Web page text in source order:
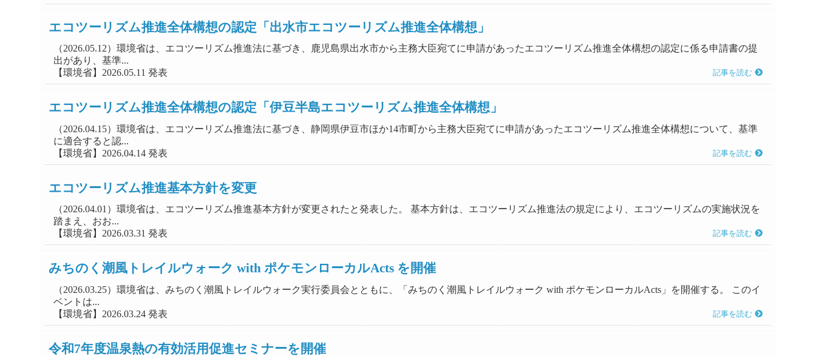
エコツーリズム推進全体構想の認定「出水市エコツーリズム推進全体構想」
（2026.05.12）環境省は、エコツーリズム推進法に基づき、鹿児島県出水市から主務大臣宛てに申請があったエコツーリズム推進全体構想の認定に係る申請書の提
出があり、基準...
【環境省】2026.05.11 発表
記事を読む
エコツーリズム推進全体構想の認定「伊豆半島エコツーリズム推進全体構想」
（2026.04.15）環境省は、エコツーリズム推進法に基づき、静岡県伊豆市ほか14市町から主務大臣宛てに申請があったエコツーリズム推進全体構想について、基準
に適合すると認...
【環境省】2026.04.14 発表
記事を読む
エコツーリズム推進基本方針を変更
（2026.04.01）環境省は、エコツーリズム推進基本方針が変更されたと発表した。 基本方針は、エコツーリズム推進法の規定により、エコツーリズムの実施状況を
踏まえ、おお...
【環境省】2026.03.31 発表
記事を読む
みちのく潮風トレイルウォーク with ポケモンローカルActs を開催
（2026.03.25）環境省は、みちのく潮風トレイルウォーク実行委員会とともに、「みちのく潮風トレイルウォーク with ポケモンローカルActs」を開催する。 このイ
ベントは...
【環境省】2026.03.24 発表
記事を読む
令和7年度温泉熱の有効活用促進セミナーを開催